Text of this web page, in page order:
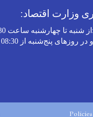
وزارت اقتصاد:
: